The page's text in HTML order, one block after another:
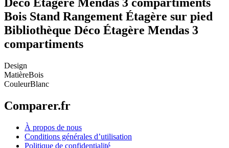
Bois Stand Rangement Étagère sur pied
Bibliothèque Déco Étagère Mendas 3
compartiments
Design
MatièreBois
CouleurBlanc
Comparer.fr
À propos de nous
Conditions générales d’utilisation
Politique de confidentialité